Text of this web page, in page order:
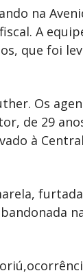
na
A
que foi
Os
de 29
à